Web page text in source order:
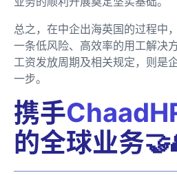
总之，在中企出海英国的过程中
一条低风险、高效率的用工解决
工资发放周期及相关规定，则是
一步。
携手
的全球业务